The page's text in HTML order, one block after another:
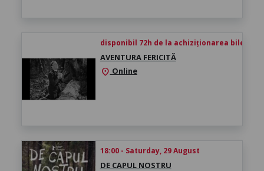
disponibil 72h de la achiziționarea biletului
AVENTURA FERICITĂ
location_on Online
18:00 - Saturday, 29 August
DE CAPUL NOSTRU